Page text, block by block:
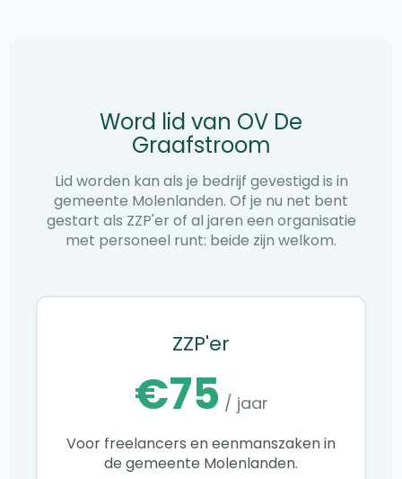
Word lid van OV De
Graafstroom
Lid worden kan als je bedrijf gevestigd is in
gemeente Molenlanden. Of je nu net bent
gestart als ZZP'er of al jaren een organisatie
met personeel runt: beide zijn welkom.
ZZP'er
€75 / jaar
Voor freelancers en eenmanszaken in
de gemeente Molenlanden.